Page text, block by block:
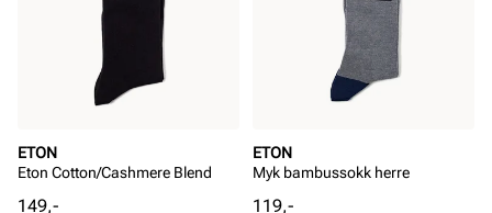
ETON
Eton Cotton/Cashmere Blend
Pris
149,-
ETON
Myk bambussokk herre
Pris
119,-